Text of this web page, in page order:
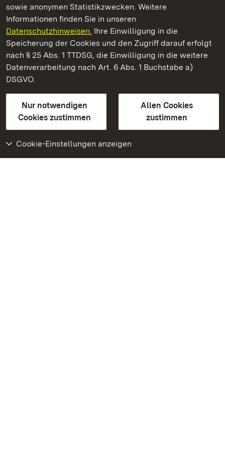
sowie anonymen Statistikzwecken. Weitere
Informationen finden Sie in unseren
Datenschutzhinweisen. Ihre Einwilligung in die
Speicherung der Cookies und den Zugriff darauf erfolgt
nach § 25 Abs. 1 TTDSG, die Einwilligung in die weitere
Datenverarbeitung nach Art. 6 Abs. 1 Buchstabe a)
DSGVO.
Nur notwendigen
Cookies zustimmen
Allen Cookies
zustimmen
Cookie-Einstellungen anzeigen
Staatliche Schlösser und Gärten Baden‑Württemberg
Staatliche Schlösser und Gärten Baden-Württemberg
Kontakt
GebärdenspracheLeichte Sprache
Erklärung zur Barrierefreiheit
BITV-konform (geprüfte Seiten)
Weiteres